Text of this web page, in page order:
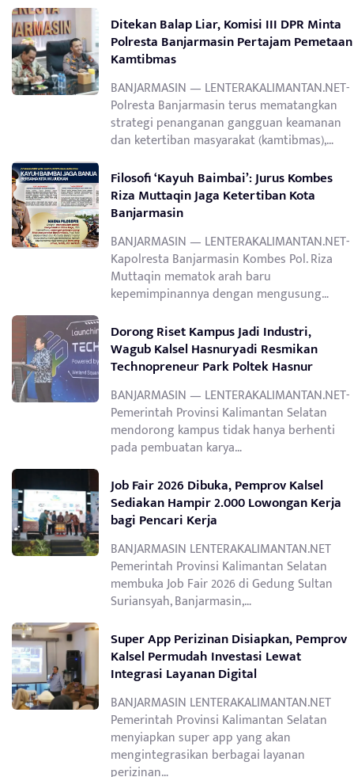
Ditekan Balap Liar, Komisi III DPR Minta
Polresta Banjarmasin Pertajam Pemetaan
Kamtibmas
BANJARMASIN — LENTERAKALIMANTAN.NET-
Polresta Banjarmasin terus mematangkan
strategi penanganan gangguan keamanan
dan ketertiban masyarakat (kamtibmas),…
Filosofi ‘Kayuh Baimbai’: Jurus Kombes
Riza Muttaqin Jaga Ketertiban Kota
Banjarmasin
BANJARMASIN — LENTERAKALIMANTAN.NET-
Kapolresta Banjarmasin Kombes Pol. Riza
Muttaqin mematok arah baru
kepemimpinannya dengan mengusung…
Dorong Riset Kampus Jadi Industri,
Wagub Kalsel Hasnuryadi Resmikan
Technopreneur Park Poltek Hasnur
BANJARMASIN — LENTERAKALIMANTAN.NET-
Pemerintah Provinsi Kalimantan Selatan
mendorong kampus tidak hanya berhenti
pada pembuatan karya…
Job Fair 2026 Dibuka, Pemprov Kalsel
Sediakan Hampir 2.000 Lowongan Kerja
bagi Pencari Kerja
BANJARMASIN LENTERAKALIMANTAN.NET
Pemerintah Provinsi Kalimantan Selatan
membuka Job Fair 2026 di Gedung Sultan
Suriansyah, Banjarmasin,…
Super App Perizinan Disiapkan, Pemprov
Kalsel Permudah Investasi Lewat
Integrasi Layanan Digital
BANJARMASIN LENTERAKALIMANTAN.NET
Pemerintah Provinsi Kalimantan Selatan
menyiapkan super app yang akan
mengintegrasikan berbagai layanan
perizinan…